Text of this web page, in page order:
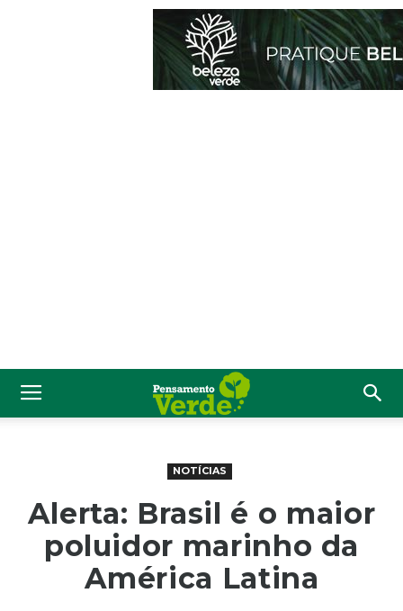
NOTÍCIAS
Alerta: Brasil é o maior
poluidor marinho da
América Latina